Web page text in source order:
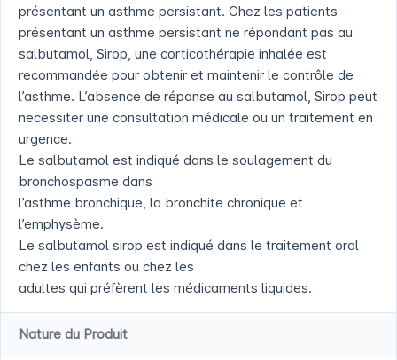
présentant un asthme persistant. Chez les patients
présentant un asthme persistant ne répondant pas au
salbutamol, Sirop, une corticothérapie inhalée est
recommandée pour obtenir et maintenir le contrôle de
l’asthme. L’absence de réponse au salbutamol, Sirop peut
necessiter une consultation médicale ou un traitement en
urgence.
Le salbutamol est indiqué dans le soulagement du
bronchospasme dans
l’asthme bronchique, la bronchite chronique et
l’emphysème.
Le salbutamol sirop est indiqué dans le traitement oral
chez les enfants ou chez les
adultes qui préfèrent les médicaments liquides.
Nature du Produit